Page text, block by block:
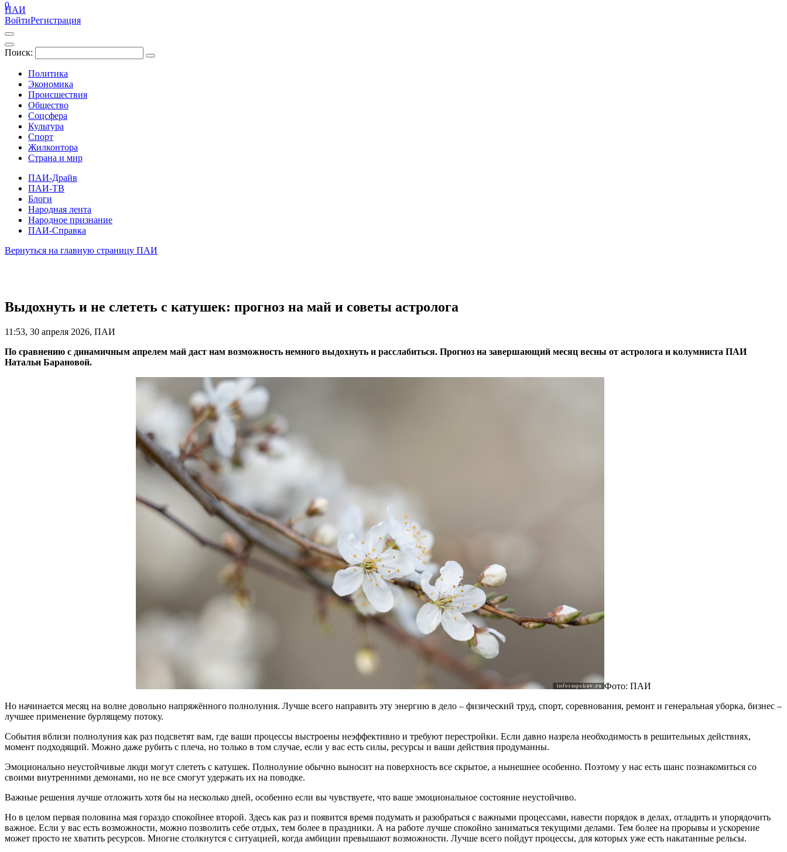
ПАИ
ВойтиРегистрация
Поиск:
Политика
Экономика
Происшествия
Общество
Соцсфера
Культура
Спорт
Жилконтора
Страна и мир
ПАИ-Драйв
ПАИ-ТВ
Блоги
Народная лента
Народное признание
ПАИ-Справка
0
Вернуться на главную страницу ПАИ
Выдохнуть и не слететь с катушек: прогноз на май и советы астролога
11:53, 30 апреля 2026, ПАИ
По сравнению с динамичным апрелем май даст нам возможность немного выдохнуть и расслабиться. Прогноз на завершающий месяц весны от астролога и колумниста ПАИ
Натальи Барановой.
Фото: ПАИ
Но начинается месяц на волне довольно напряжённого полнолуния. Лучше всего направить эту энергию в дело – физический труд, спорт, соревнования, ремонт и генеральная уборка, бизнес –
лучшее применение бурлящему потоку.
События вблизи полнолуния как раз подсветят вам, где ваши процессы выстроены неэффективно и требуют перестройки. Если давно назрела необходимость в решительных действиях,
момент подходящий. Можно даже рубить с плеча, но только в том случае, если у вас есть силы, ресурсы и ваши действия продуманны.
Эмоционально неустойчивые люди могут слететь с катушек. Полнолуние обычно выносит на поверхность все скрытое, а нынешнее особенно. Поэтому у нас есть шанс познакомиться со
своими внутренними демонами, но не все смогут удержать их на поводке.
Важные решения лучше отложить хотя бы на несколько дней, особенно если вы чувствуете, что ваше эмоциональное состояние неустойчиво.
Но в целом первая половина мая гораздо спокойнее второй. Здесь как раз и появится время подумать и разобраться с важными процессами, навести порядок в делах, отладить и упорядочить
важное. Если у вас есть возможности, можно позволить себе отдых, тем более в праздники. А на работе лучше спокойно заниматься текущими делами. Тем более на прорывы и ускорение
может просто не хватить ресурсов. Многие столкнутся с ситуацией, когда амбиции превышают возможности. Лучше всего пойдут процессы, для которых уже есть накатанные рельсы.